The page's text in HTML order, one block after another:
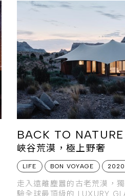
BACK TO NATURE
峽谷荒漠，極上野奢
LIFE BON VOYAGE 2020
走入遠離塵囂的古老荒漠，
驗全球最頂級的 LUXURY